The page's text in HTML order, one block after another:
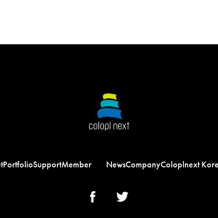
PortfolioSupportMember NewsCompanyColoplnext